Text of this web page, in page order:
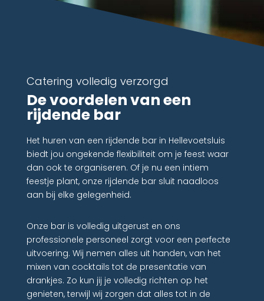
Catering volledig verzorgd
De voordelen van een
rijdende bar
Het huren van een rijdende bar in Hellevoetsluis
biedt jou ongekende flexibiliteit om je feest waar
dan ook te organiseren. Of je nu een intiem
feestje plant, onze rijdende bar sluit naadloos
aan bij elke gelegenheid.
Onze bar is volledig uitgerust en ons
professionele personeel zorgt voor een perfecte
uitvoering. Wij nemen alles uit handen, van het
mixen van cocktails tot de presentatie van
drankjes. Zo kun jij je volledig richten op het
genieten, terwijl wij zorgen dat alles tot in de